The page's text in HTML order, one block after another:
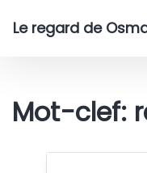
Le regard de
Mot-clef: